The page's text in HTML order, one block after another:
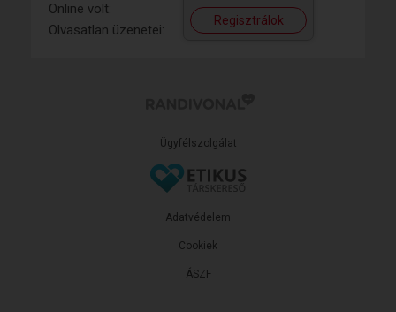
Online volt:
Olvasatlan üzenetei:
Regisztrálok
Ügyfélszolgálat
ÁSZF
Adatvédelem
Cookiek